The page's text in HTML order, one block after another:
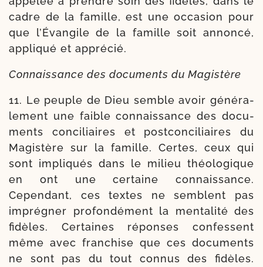
cadre de la famille, est une occa­sion pour
que l’Évangile de la famille soit annon­cé,
appli­qué et apprécié.
Connaissance des docu­ments du Magistère
11. Le peuple de Dieu semble avoir géné­ra­
le­ment une faible connais­sance des docu­
ments conci­liaires et post­con­ci­liaires du
Magistère sur la famille. Certes, ceux qui
sont impli­qués dans le milieu théo­lo­gique
en ont une cer­taine connais­sance.
Cependant, ces textes ne semblent pas
impré­gner pro­fon­dé­ment la men­ta­li­té des
fidèles. Certaines réponses confessent
même avec fran­chise que ces docu­ments
ne sont pas du tout connus des fidèles.